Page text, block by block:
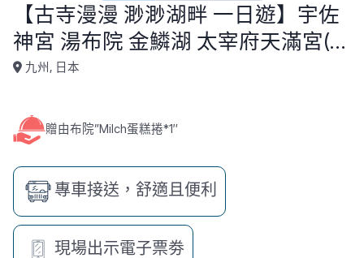
【古寺漫漫 渺渺湖畔 一日遊】宇佐
神宮 湯布院 金鱗湖 太宰府天滿宮(福
岡市區飯店接送)KU-D1-026
九州, 日本
贈由布院”Milch蛋糕捲*1″
專車接送，舒適且便利
現場出示電子票劵